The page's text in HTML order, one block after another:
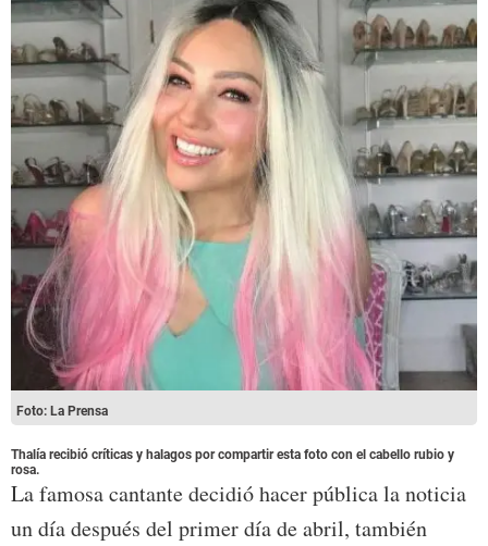
Foto: La Prensa
Thalía recibió críticas y halagos por compartir esta foto con el cabello rubio y
rosa.
La famosa cantante decidió hacer pública la noticia
un día después del primer día de abril, también